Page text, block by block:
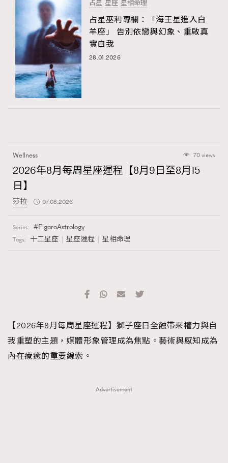
占星 星座 星相命理
占星巫利專欄：「海王星進入白
羊座」 告別依戀與幻象、重啟真
實自我
28.01.2026
Wellness 70 views
2026年8月每周星座運程【8月9日至8月15
日】
莎拉 07.08.2026
Series: FigaroAstrology
Tags: 十二星座 星座運程 星相命理
【2026年8月每周星座運程】獅子座日全蝕帶來權力與自
我重塑的主題，媒體形象管理成為焦點。藝術與感知成為
內在療癒的重要線索。
Advertisement